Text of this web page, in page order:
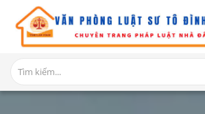
GIỚI
THIỆU
DỊCH